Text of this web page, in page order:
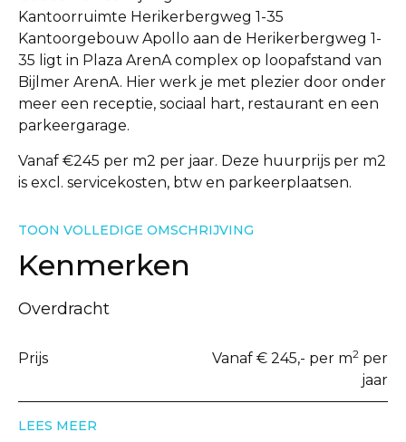
Kantoorruimte Herikerbergweg 1-35
Kantoorgebouw Apollo aan de Herikerbergweg 1-
35 ligt in Plaza ArenA complex op loopafstand van
Bijlmer ArenA. Hier werk je met plezier door onder
meer een receptie, sociaal hart, restaurant en een
parkeergarage.
Vanaf €245 per m2 per jaar. Deze huurprijs per m2
is excl. servicekosten, btw en parkeerplaatsen.
TOON VOLLEDIGE OMSCHRIJVING
Kenmerken
Overdracht
Prijs Vanaf € 245,- per m2 per
jaar
LEES MEER